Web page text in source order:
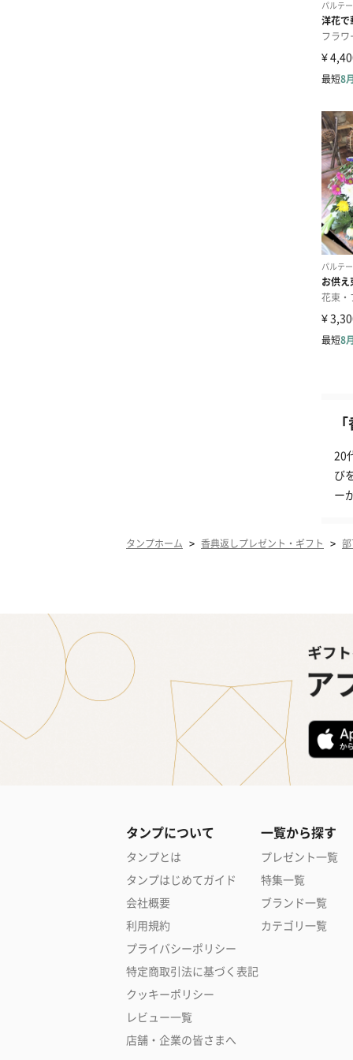
20
び
ー
タンプホーム > 香典返しプレゼント・ギフト >
タンプについて
タンプとは
タンプはじめてガイド
会社概要
利用規約
プライバシーポリシー
特定商取引法に基づく表記
クッキーポリシー
レビュー一覧
店舗・企業の皆さまへ
一覧から探す
プレゼント一覧
特集一覧
ブランド一覧
カテゴリ一覧